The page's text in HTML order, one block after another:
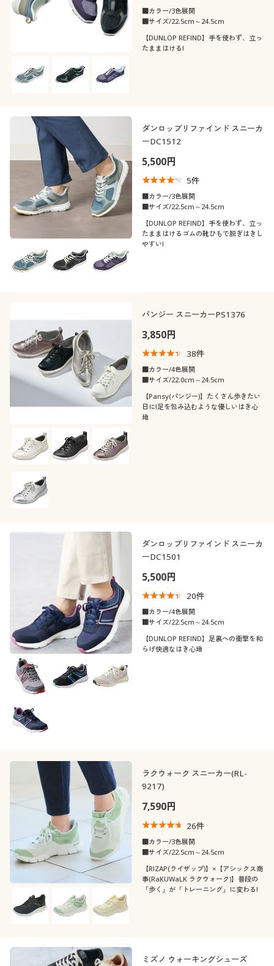
■カラー/3色展開
■サイズ/22.5cm～24.5cm
【DUNLOP REFIND】手を使わず、立っ
たままはける!
ダンロップリファインド スニーカ
ーDC1512
5,500円
5件
■カラー/3色展開
■サイズ/22.5cm～24.5cm
【DUNLOP REFIND】手を使わず、立っ
たままはけるゴムの靴ひもで脱ぎはきし
やすい!
パンジー スニーカーPS1376
3,850円
38件
■カラー/4色展開
■サイズ/22.0cm～24.5cm
【Pansy(パンジー)】たくさん歩きたい
日に!足を包み込むような優しいはき心
地
ダンロップリファインド スニーカ
ーDC1501
5,500円
20件
■カラー/4色展開
■サイズ/22.5cm～24.5cm
【DUNLOP REFIND】足裏への衝撃を和
らげ快適なはき心地
ラクウォーク スニーカー(RL-
9217)
7,590円
26件
■カラー/3色展開
■サイズ/22.5cm～24.5cm
【RIZAP(ライザップ)】×【アシックス商
事(RaKUWaLK ラクウォーク)】普段の
「歩く」が「トレーニング」に変わる!
ミズノ ウォーキングシューズ